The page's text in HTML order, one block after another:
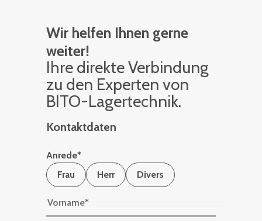
Wir helfen Ihnen gerne
weiter!
Ihre di­rek­te Ver­bin­dung
zu den Ex­per­ten von
BITO-La­ger­tech­nik.
Kontaktdaten
Anrede*
Frau
Herr Divers
Vorname*